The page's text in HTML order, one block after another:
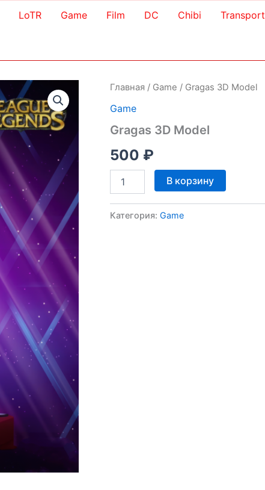
LoTR Game Film DC Chibi Transport
Главная / Game / Gragas 3D Model
Game
Gragas 3D Model
500 ₽
Количество
товара
3D
В корзину
Категория:Game